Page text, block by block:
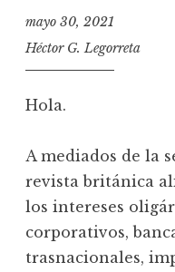
mayo 30, 2021
Héctor G. Legorreta
Hola.
A mediados de la
revista británica
los intereses
corporativos,
trasnacionales,